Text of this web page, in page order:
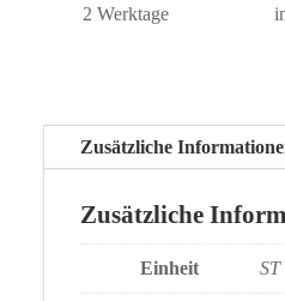
2 Werktage
Zusätzliche
Zusätzliche
Einheit ST